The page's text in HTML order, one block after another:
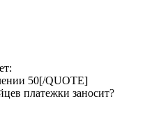
50[/QUOTE]
платежки заносит?